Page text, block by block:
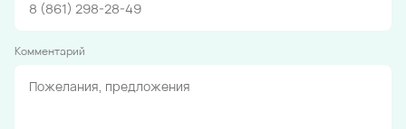
Комментарий